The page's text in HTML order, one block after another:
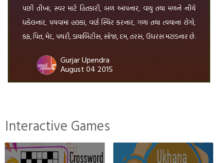
પછી તીખા, સ્વર માટે હિતકારી, બળ આપનાર, વાયુ તથા મળને નીચે
ધકેલનાર, પચવામાં હલકા, વર્ણ સ્થિર કરનાર, ગળા તથા ત્વચાના રોગો,
કફ, પિત્ત, મેદ, પથરી, ડાયાબિટીસ, સોજા, દમ, તરસ, ઉધરસ મટાડનાર છે.
Gurjar Upendra
August 04 2015
Interactive Games